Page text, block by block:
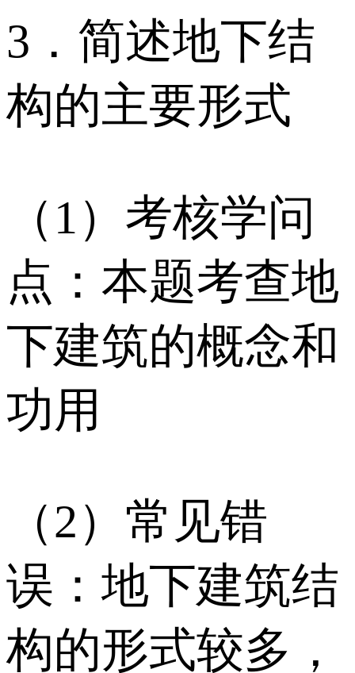
3．简述地下结
构的主要形式
（1）考核学问
点：本题考查地
下建筑的概念和
功用
（2）常见错
误：地下建筑结
构的形式较多，